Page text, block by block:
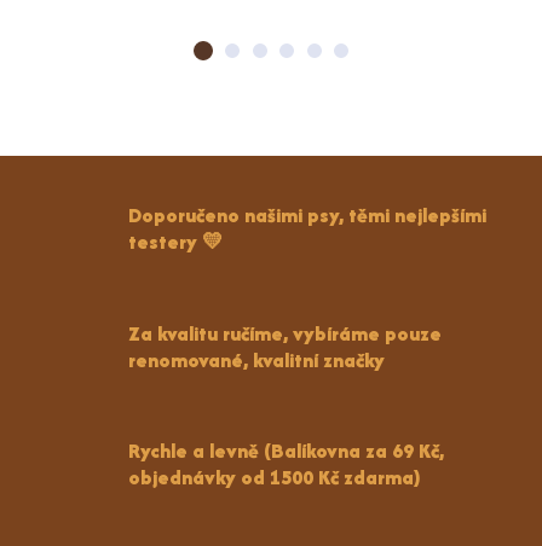
Doporučeno našimi psy, těmi nejlepšími
testery 💛
Za kvalitu ručíme, vybíráme pouze
renomované, kvalitní značky
Rychle a levně (Balíkovna za 69 Kč,
objednávky od 1500 Kč zdarma)